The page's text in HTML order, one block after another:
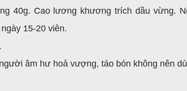
40g. Cao lương khương trích dầu vừng.
15-20 viên.
âm hư hoả vượng, táo bón không nên